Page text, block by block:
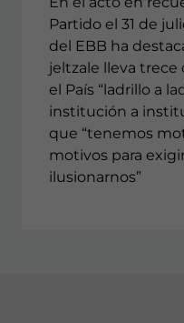
Partido el 31 de
del EBB ha
jeltzale lleva
el País “ladrillo a
institución a
que “tenemos
motivos para
ilusionarnos”